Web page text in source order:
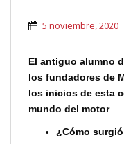
5 noviembre, 2020
El antiguo alumno
los fundadores de
los inicios de esta
mundo del motor
¿Cómo